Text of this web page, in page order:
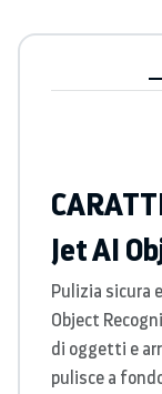
Jet AI
Pulizia sicura
Object
di oggetti e
pulisce a